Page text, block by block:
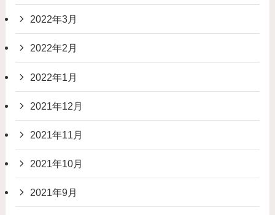
2022年3月
2022年2月
2022年1月
2021年12月
2021年11月
2021年10月
2021年9月